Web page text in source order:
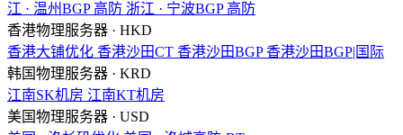
江 · 温州BGP 高防 浙江 · 宁波BGP 高防
香港物理服务器 · HKD
香港大铺优化 香港沙田CT 香港沙田BGP 香港沙田BGP|国际
韩国物理服务器 · KRD
江南SK机房 江南KT机房
美国物理服务器 · USD